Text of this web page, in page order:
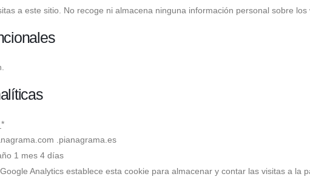
a este sitio. No recoge ni almacena ninguna información personal sobre los
.pianagrama.es
1 mes 4 días
Analytics establece esta cookie para almacenar y contar las visitas a la